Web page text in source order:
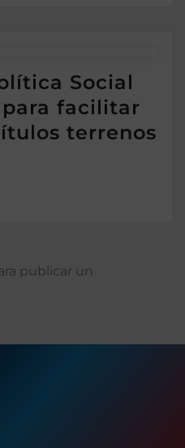
Social
facilitar
terrenos
publicar un